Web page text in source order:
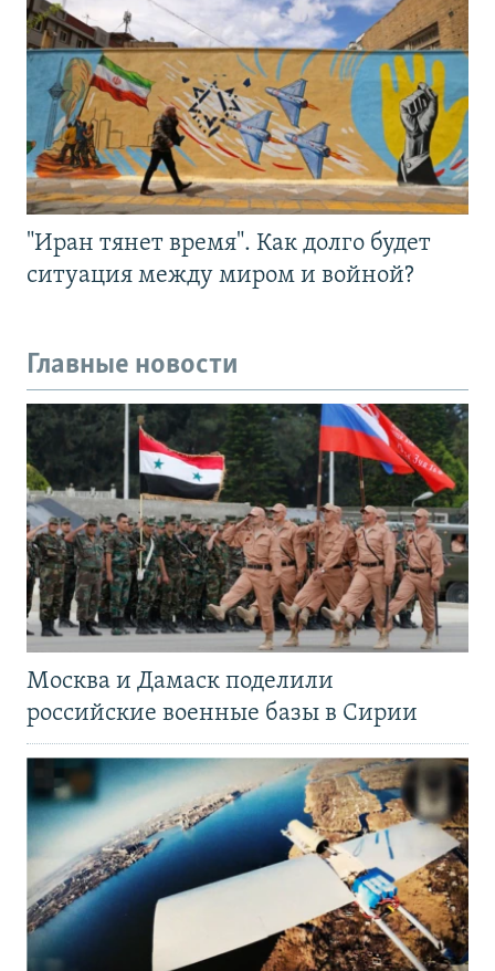
"Иран тянет время". Как долго будет
ситуация между миром и войной?
Главные новости
Москва и Дамаск поделили
российские военные базы в Сирии